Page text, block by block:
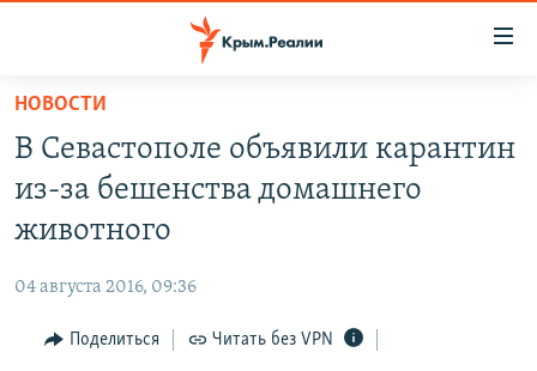
Вернуться
основному
содержанию
главной
навигации
Вернутся
СПЕЦПРОЕКТЫ
11 ЛЕТ ОККУПАЦИИ КРЫМА. 11 ИСТОРИЙ СОПРОТИВЛЕНИЯ
ЕЩЕ
ИНТЕРАКТИВ
РАДІО СВОБОДА
НОВОСТИ
В Севастополе объявили карантин
из-за бешенства домашнего
животного
04 августа 2016, 09:36
Поделиться Читать без VPN